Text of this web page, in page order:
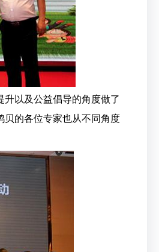
以及公益倡导的角度做了
贝的各位专家也从不同角度